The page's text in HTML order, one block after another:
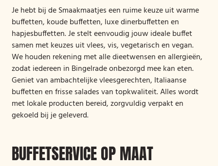
Je hebt bij de Smaakmaatjes een ruime keuze uit warme
buffetten, koude buffetten, luxe dinerbuffetten en
hapjesbuffetten. Je stelt eenvoudig jouw ideale buffet
samen met keuzes uit vlees, vis, vegetarisch en vegan.
We houden rekening met alle dieetwensen en allergieën,
zodat iedereen in Bingelrade onbezorgd mee kan eten.
Geniet van ambachtelijke vleesgerechten, Italiaanse
buffetten en frisse salades van topkwaliteit. Alles wordt
met lokale producten bereid, zorgvuldig verpakt en
gekoeld bij je geleverd.
BUFFETSERVICE OP MAAT